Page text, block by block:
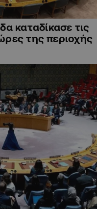
καταδίκασε τις
της περιοχής